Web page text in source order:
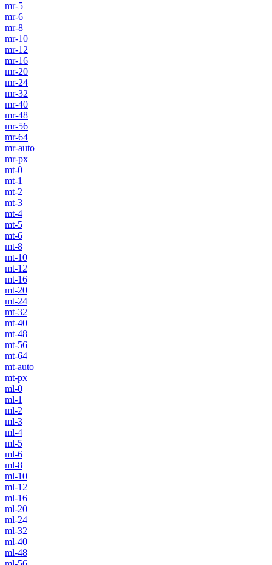
mr-5
mr-6
mr-8
mr-10
mr-12
mr-16
mr-20
mr-24
mr-32
mr-40
mr-48
mr-56
mr-64
mr-auto
mr-px
mt-0
mt-1
mt-2
mt-3
mt-4
mt-5
mt-6
mt-8
mt-10
mt-12
mt-16
mt-20
mt-24
mt-32
mt-40
mt-48
mt-56
mt-64
mt-auto
mt-px
ml-0
ml-1
ml-2
ml-3
ml-4
ml-5
ml-6
ml-8
ml-10
ml-12
ml-16
ml-20
ml-24
ml-32
ml-40
ml-48